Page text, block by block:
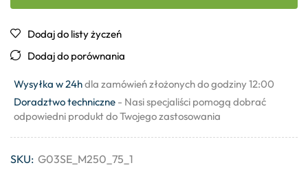
Dodaj do listy życzeń
Dodaj do porównania
Wysyłka w 24hdla zamówień złożonych do godziny 12:00
Doradztwo techniczne - Nasi specjaliści pomogą dobrać
odpowiedni produkt do Twojego zastosowania
SKU: G03SE_M250_75_1